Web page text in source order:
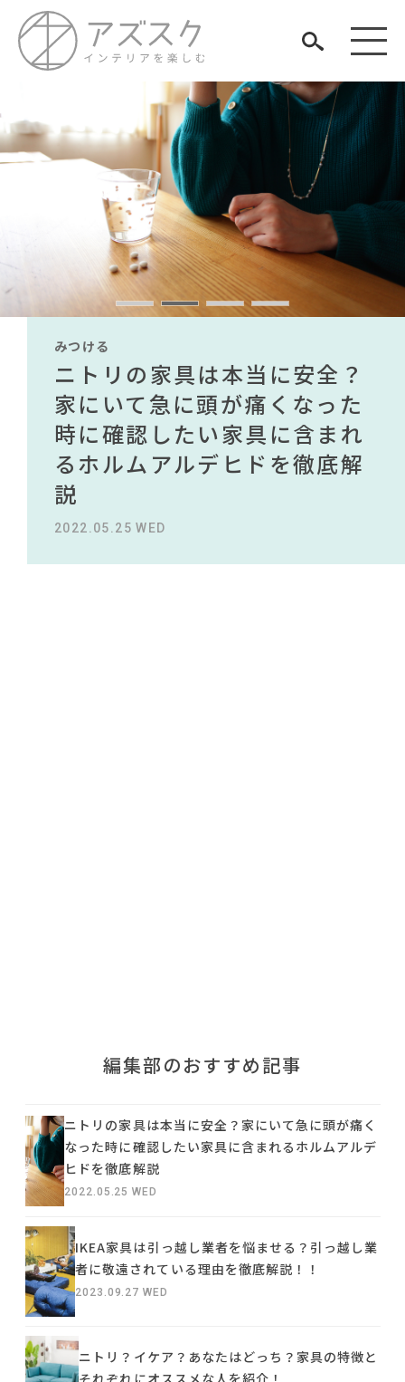
TAG LIST
#インテリアスタイリングの法則
#テレワーク#一枚板#IKEA#コクヨ#オフィスチェア
#ソファ #中村アン
#関家具
#インテリアの法則#田中みな実#ファニタメ
#コメリ#IDÉE #フェリシモ#ニトリ
#材木屋のおやじとせがれ #波瑠#テーブル #おすすめ
#ヤマソロ#チェア #良品計画
#タンスのゲン#2022 秋ドラマ
#カリモク家具
#岸井ゆきの #unico#大川家具
#間宮祥太朗#映画#石田ゆり子#無印良品#展示会
見つける
知る
楽しむ
ARCHIVE
NEWS
ABOUT
みつける
無印で有名デザイナーのアイ
テムが手に入る？無印良品で
買える有名デザイナーがデザ
インしたインテリアを一挙紹
介
2022.10.24 MON
みつける
IKEA家具は引っ越し業者を悩
ませる？引っ越し業者に敬遠
されている理由を徹底解
説！！
2023.09.27 WED
みつける
ニトリの家具は本当に安全？
家にいて急に頭が痛くなった
時に確認したい家具に含まれ
るホルムアルデヒドを徹底解
説
2022.05.25 WED
みつける
【部屋をおしゃれにしたい人
必見】今話題のインテリアス
タイルから定番スタイルまで
紹介！おすすめインテリアス
タイル18選
2023.09.23 SAT
みつける
無印で有名デザイナーのアイ
テムが手に入る？無印良品で
買える有名デザイナーがデザ
インしたインテリアを一挙紹
介
2022.10.24 MON
みつける
IKEA家具は引っ越し業者を悩
ませる？引っ越し業者に敬遠
されている理由を徹底解
説！！
2023.09.27 WED
編集部のおすすめ記事
ニトリの家具は本当に安全？家にいて急に頭が痛く
なった時に確認したい家具に含まれるホルムアルデ
ヒドを徹底解説
2022.05.25 WED
IKEA家具は引っ越し業者を悩ませる？引っ越し業
者に敬遠されている理由を徹底解説！！
2023.09.27 WED
ニトリ？イケア？あなたはどっち？家具の特徴と
それぞれにオススメな人を紹介！